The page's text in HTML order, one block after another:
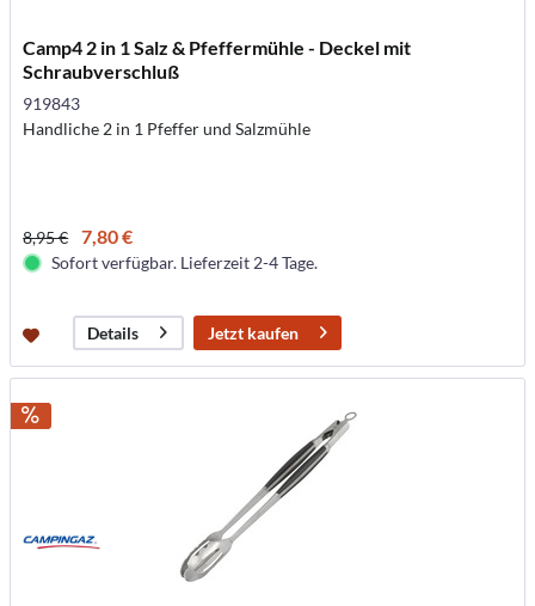
Camp4 2 in 1 Salz & Pfeffermühle - Deckel mit
Schraubverschluß
919843
Handliche 2 in 1 Pfeffer und Salzmühle
8,95 € 7,80 €
Sofort verfügbar. Lieferzeit 2-4 Tage.
Details Jetzt kaufen